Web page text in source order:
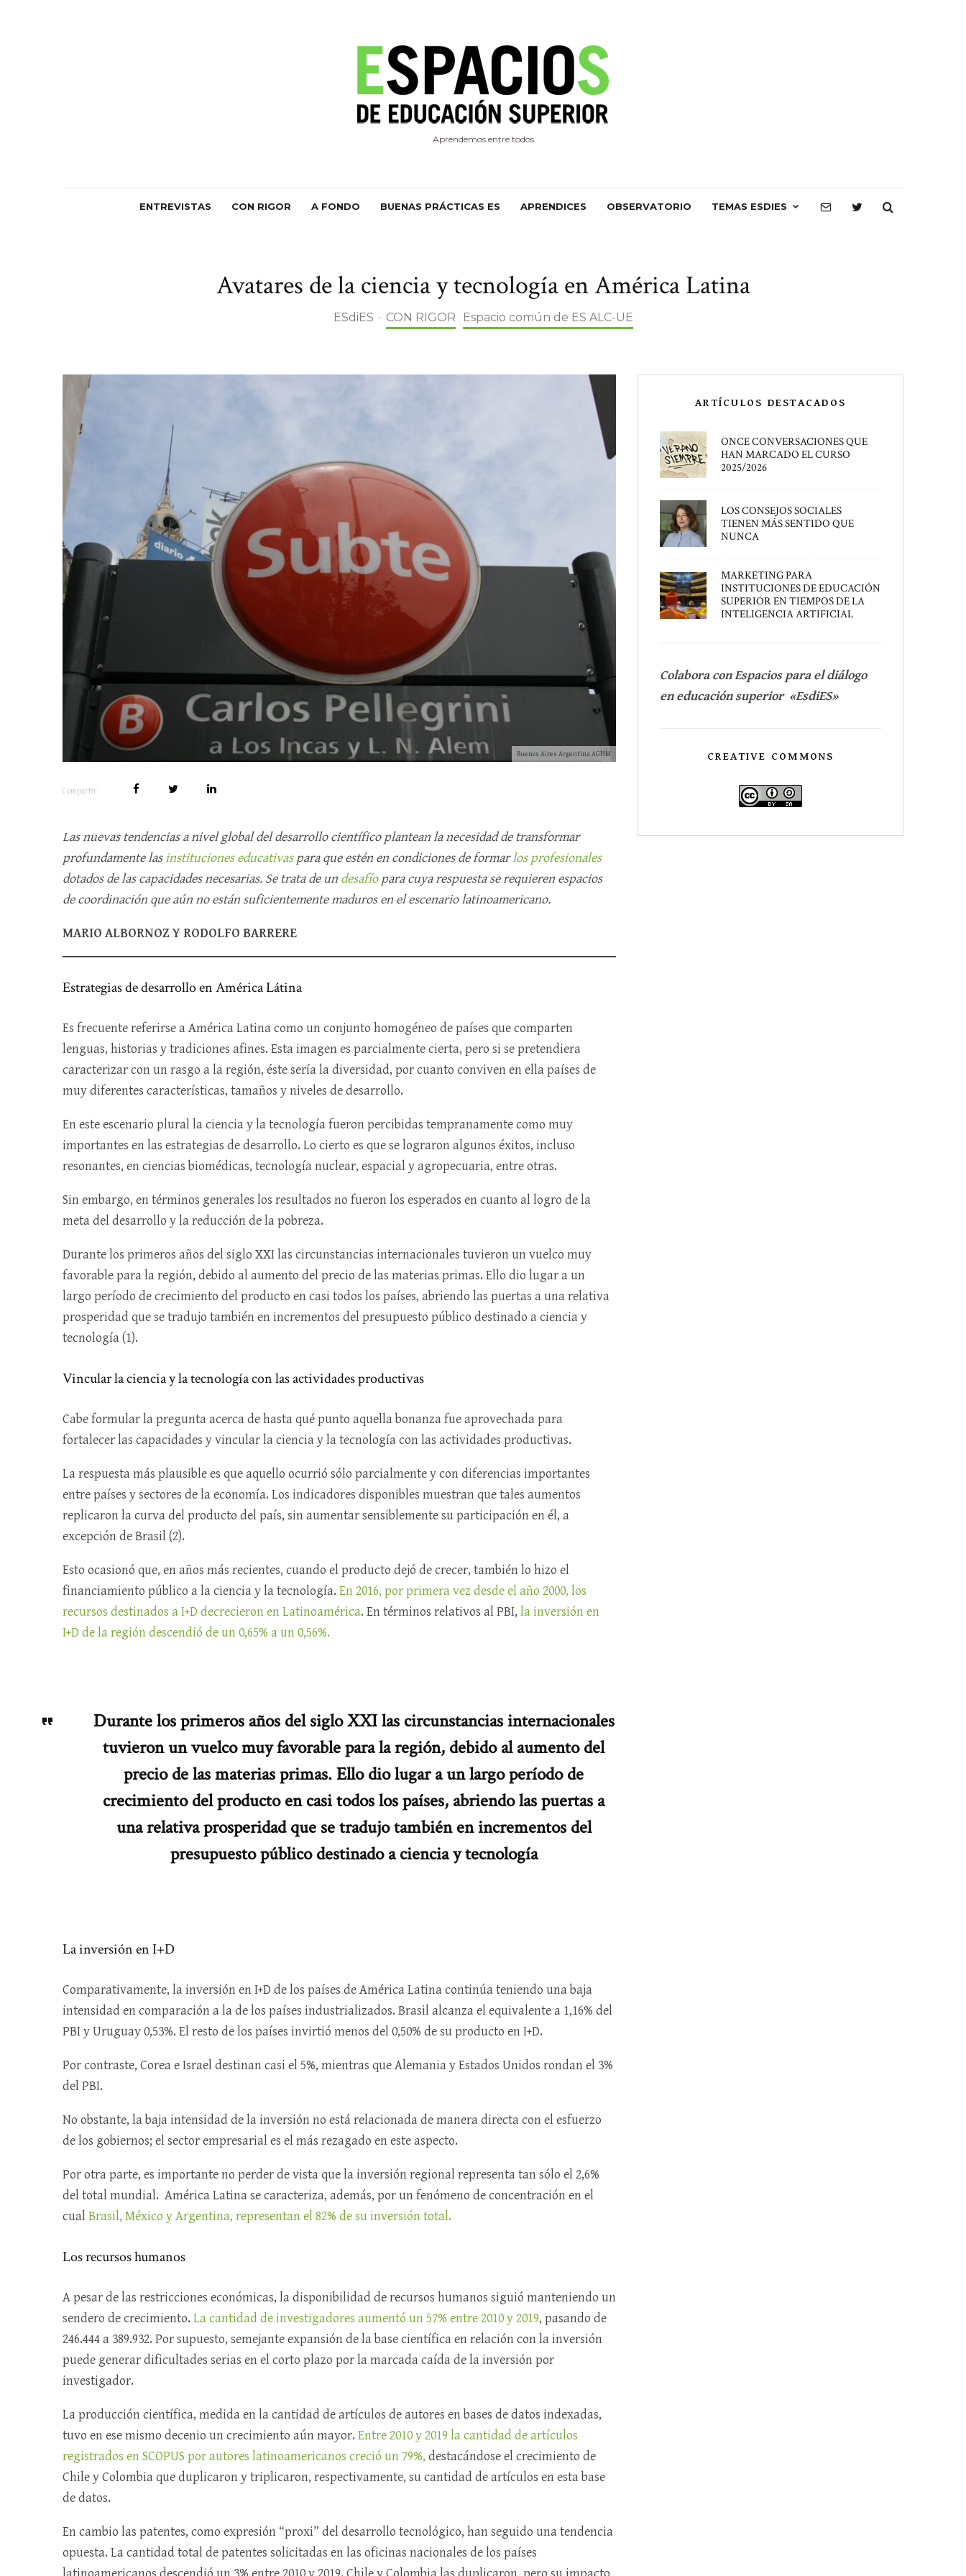
Aprendemos entre todos
ENTREVISTAS CON RIGOR A FONDO BUENAS PRÁCTICAS ES APRENDICES OBSERVATORIO TEMAS ESDIES
Avatares de la ciencia y tecnología en América Latina
ESdiES · CON RIGOR Espacio común de ES ALC-UE
Buenos Aires Argentina AGHM
Compartir
Las nuevas tendencias a nivel global del desarrollo científico plantean la necesidad de transformar
profundamente lasinstituciones educativaspara que estén en condiciones de formarlos profesionales
dotados de las capacidades necesarias. Se trata de un desafíopara cuya respuesta se requieren espacios
de coordinación que aún no están suficientemente maduros en el escenario latinoamericano.
MARIO ALBORNOZ Y RODOLFO BARRERE
Estrategias de desarrollo en América Látina
Es frecuente referirse a América Latina como un conjunto homogéneo de países que comparten
lenguas, historias y tradiciones afines. Esta imagen es parcialmente cierta, pero si se pretendiera
caracterizar con un rasgo a la región, éste sería la diversidad, por cuanto conviven en ella países de
muy diferentes características, tamaños y niveles de desarrollo.
En este escenario plural la ciencia y la tecnología fueron percibidas tempranamente como muy
importantes en las estrategias de desarrollo. Lo cierto es que se lograron algunos éxitos, incluso
resonantes, en ciencias biomédicas, tecnología nuclear, espacial y agropecuaria, entre otras.
Sin embargo, en términos generales los resultados no fueron los esperados en cuanto al logro de la
meta del desarrollo y la reducción de la pobreza.
Durante los primeros años del siglo XXI las circunstancias internacionales tuvieron un vuelco muy
favorable para la región, debido al aumento del precio de las materias primas. Ello dio lugar a un
largo período de crecimiento del producto en casi todos los países, abriendo las puertas a una relativa
prosperidad que se tradujo también en incrementos del presupuesto público destinado a ciencia y
tecnología (1).
Vincular la ciencia y la tecnología con las actividades productivas
Cabe formular la pregunta acerca de hasta qué punto aquella bonanza fue aprovechada para
fortalecer las capacidades y vincular la ciencia y la tecnología con las actividades productivas.
La respuesta más plausible es que aquello ocurrió sólo parcialmente y con diferencias importantes
entre países y sectores de la economía. Los indicadores disponibles muestran que tales aumentos
replicaron la curva del producto del país, sin aumentar sensiblemente su participación en él, a
excepción de Brasil (2).
Esto ocasionó que, en años más recientes, cuando el producto dejó de crecer, también lo hizo el
financiamiento público a la ciencia y la tecnología. En 2016, por primera vez desde el año 2000, los
recursos destinados a I+D decrecieron en Latinoamérica. En términos relativos al PBI, la inversión en
I+D de la región descendió de un 0,65% a un 0,56%.
Durante los primeros años del siglo XXI las circunstancias internacionales
tuvieron un vuelco muy favorable para la región, debido al aumento del
precio de las materias primas. Ello dio lugar a un largo período de
crecimiento del producto en casi todos los países, abriendo las puertas a
una relativa prosperidad que se tradujo también en incrementos del
presupuesto público destinado a ciencia y tecnología
La inversión en I+D
Comparativamente, la inversión en I+D de los países de América Latina continúa teniendo una baja
intensidad en comparación a la de los países industrializados. Brasil alcanza el equivalente a 1,16% del
PBI y Uruguay 0,53%. El resto de los países invirtió menos del 0,50% de su producto en I+D.
Por contraste, Corea e Israel destinan casi el 5%, mientras que Alemania y Estados Unidos rondan el 3%
del PBI.
No obstante, la baja intensidad de la inversión no está relacionada de manera directa con el esfuerzo
de los gobiernos; el sector empresarial es el más rezagado en este aspecto.
Por otra parte, es importante no perder de vista que la inversión regional representa tan sólo el 2,6%
del total mundial. América Latina se caracteriza, además, por un fenómeno de concentración en el
cualBrasil, México y Argentina, representan el 82% de su inversión total.
Los recursos humanos
A pesar de las restricciones económicas, la disponibilidad de recursos humanos siguió manteniendo un
sendero de crecimiento. La cantidad de investigadores aumentó un 57% entre 2010 y 2019, pasando de
246.444 a 389.932. Por supuesto, semejante expansión de la base científica en relación con la inversión
puede generar dificultades serias en el corto plazo por la marcada caída de la inversión por
investigador.
La producción científica, medida en la cantidad de artículos de autores en bases de datos indexadas,
tuvo en ese mismo decenio un crecimiento aún mayor. Entre 2010 y 2019 la cantidad de artículos
registrados en SCOPUS por autores latinoamericanos creció un 79%, destacándose el crecimiento de
Chile y Colombia que duplicaron y triplicaron, respectivamente, su cantidad de artículos en esta base
de datos.
En cambio las patentes, como expresión “proxi” del desarrollo tecnológico, han seguido una tendencia
opuesta. La cantidad total de patentes solicitadas en las oficinas nacionales de los países
ARTÍCULOS DESTACADOS
ONCE CONVERSACIONES QUE
HAN MARCADO EL CURSO
2025/2026
LOS CONSEJOS SOCIALES
TIENEN MÁS SENTIDO QUE
NUNCA
MARKETING PARA
INSTITUCIONES DE EDUCACIÓN
SUPERIOR EN TIEMPOS DE LA
INTELIGENCIA ARTIFICIAL
Colabora con Espacios para el diálogo
en educación superior «EsdiES»
CREATIVE COMMONS